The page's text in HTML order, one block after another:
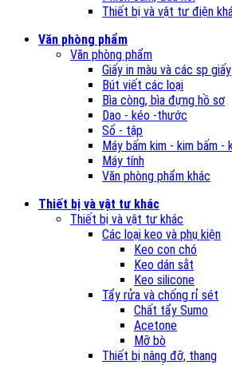
Thiết bị và vật tư điện
Văn phòng phẩm
Văn phòng phẩm
Giấy in màu và các sp giấy
Bút viết các loại
Bìa còng, bìa đựng hồ sơ
Dao - kéo -thước
Sổ - tập
Máy bấm kim - kim bấm -
Máy tính
Văn phòng phẩm khác
Thiết bị và vật tư khác
Thiết bị và vật tư khác
Các loại keo và phụ kiện
Keo con chó
Keo dán sắt
Keo silicone
Tẩy rửa và chống rỉ sét
Chất tẩy Sumo
Acetone
Mỡ bò
Thiết bị nâng đỡ, thang